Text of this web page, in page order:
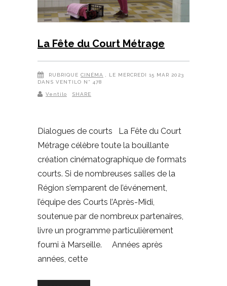
La Fête du Court Métrage
RUBRIQUE CINÉMA
, LE MERCREDI 15 MAR 2023
DANS VENTILO N° 478
Ventilo SHARE
Dialogues de courts La Fête du Court
Métrage célèbre toute la bouillante
création cinématographique de formats
courts. Si de nombreuses salles de la
Région s’emparent de l’événement,
l’équipe des Courts l’Après-Midi,
soutenue par de nombreux partenaires,
livre un programme particulièrement
fourni à Marseille. Années après
années, cette